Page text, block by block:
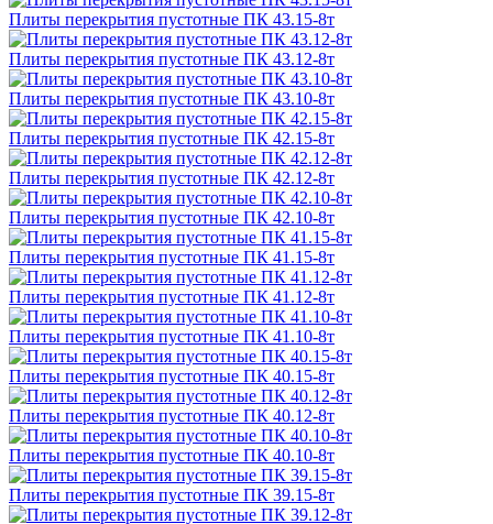
Плиты перекрытия пустотные ПК 43.15-8т
Плиты перекрытия пустотные ПК 43.12-8т
Плиты перекрытия пустотные ПК 43.10-8т
Плиты перекрытия пустотные ПК 42.15-8т
Плиты перекрытия пустотные ПК 42.12-8т
Плиты перекрытия пустотные ПК 42.10-8т
Плиты перекрытия пустотные ПК 41.15-8т
Плиты перекрытия пустотные ПК 41.12-8т
Плиты перекрытия пустотные ПК 41.10-8т
Плиты перекрытия пустотные ПК 40.15-8т
Плиты перекрытия пустотные ПК 40.12-8т
Плиты перекрытия пустотные ПК 40.10-8т
Плиты перекрытия пустотные ПК 39.15-8т